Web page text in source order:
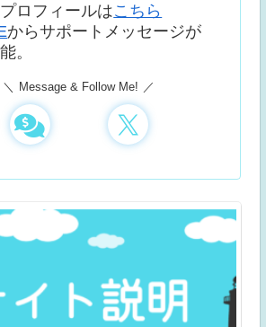
ロフィールはこちら
からサポートメッセージが
。
Message & Follow Me!